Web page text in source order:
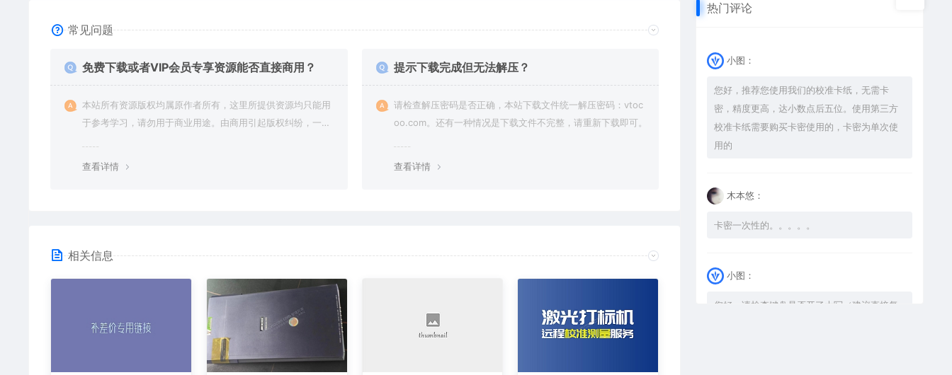
常见问题
免费下载或者VIP会员专享资源能否直接商用？
本站所有资源版权均属原作者所有，这里所提供资源均只能用
于参考学习，请勿用于商业用途。由商用引起版权纠纷，一切
查看详情
提示下载完成但无法解压？
请检查解压密码是否正确，本站下载文件统一解压密码：vtoc
oo.com。还有一种情况是下载文件不完整，请重新下载即可。
查看详情
相关信息
热门评论
小图：
您好，推荐您使用我们的校准卡纸，无需卡
密，精度更高，达小数点后五位。使用第三方
校准卡纸需要购买卡密使用的，卡密为单次使
用的
木本悠：
卡密一次性的。。。。。
小图：
您好，请检查键盘是否开了大写（建议直接复